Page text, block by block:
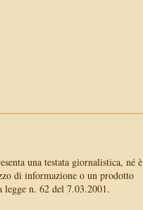
una testata giornalistica, né è
di informazione o un prodotto
legge n. 62 del 7.03.2001.